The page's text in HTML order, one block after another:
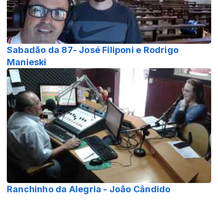
Sabadão da 87- José Filiponi e Rodrigo
Manieski
Ranchinho da Alegria - João Cândido